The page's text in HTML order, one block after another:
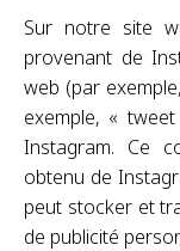
Sur notre site
provenant de
web (par
exemple, «
Instagram. Ce
obtenu de
peut stocker et
de publicité